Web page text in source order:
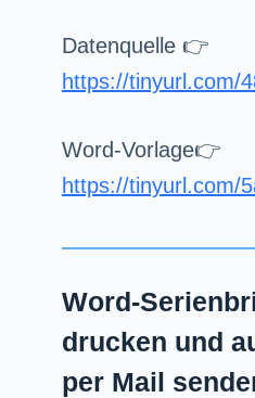
Datenquelle 👉
https://tinyurl.com/
Word-Vorlage👉
https://tinyurl.com/
Word-
drucken und
per Mail